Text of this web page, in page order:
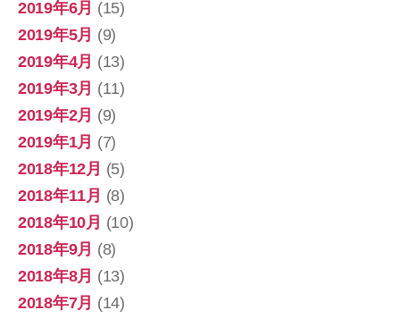
2019年6月 (15)
2019年5月 (9)
2019年4月 (13)
2019年3月 (11)
2019年2月 (9)
2019年1月 (7)
2018年12月 (5)
2018年11月 (8)
2018年10月 (10)
2018年9月 (8)
2018年8月 (13)
2018年7月 (14)